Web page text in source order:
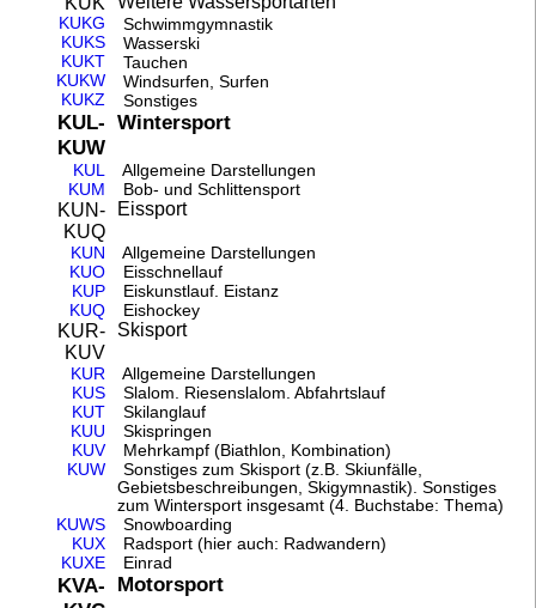
KUKG
Schwimmgymnastik
KUKS
Wasserski
KUKT
Tauchen
KUKW
Windsurfen, Surfen
KUKZ
Sonstiges
KUL-
KUW
Wintersport
KUL
Allgemeine Darstellungen
KUM
Bob- und Schlittensport
KUN-
KUQ
Eissport
KUN
Allgemeine Darstellungen
KUO
Eisschnellauf
KUP
Eiskunstlauf. Eistanz
KUQ
Eishockey
KUR-
KUV
Skisport
KUR
Allgemeine Darstellungen
KUS
Slalom. Riesenslalom. Abfahrtslauf
KUT
Skilanglauf
KUU
Skispringen
KUV
Mehrkampf (Biathlon, Kombination)
KUW
Sonstiges zum Skisport (z.B. Skiunfälle,
Gebietsbeschreibungen, Skigymnastik). Sonstiges
zum Wintersport insgesamt (4. Buchstabe: Thema)
KUWS
Snowboarding
KUX
Radsport (hier auch: Radwandern)
KUXE
Einrad
KVA- Motorsport